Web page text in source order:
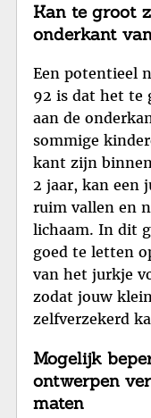
Kan te groot
onderkant
Een potentieel
92 is dat het te
aan de
sommige
kant zijn
2 jaar, kan een
ruim vallen en
lichaam. In dit
goed te letten
van het jurkje
zodat jouw
zelfverzekerd
Mogelijk
ontwerpen
maten